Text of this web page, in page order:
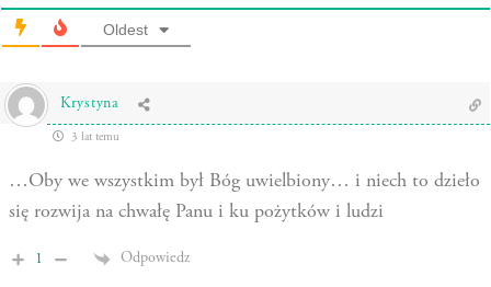
Oldest
Krystyna
3 lat temu
…Oby we wszystkim był Bóg uwielbiony… i niech to dzieło
się rozwija na chwałę Panu i ku pożytków i ludzi
1 Odpowiedz